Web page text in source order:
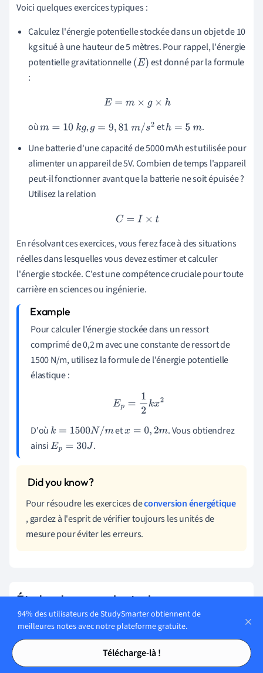
Tables des matières
Tables des matières
Voici quelques exercices typiques :
Calculez l'énergie potentielle stockée dans un objet de 10
kg situé à une hauteur de 5 mètres. Pour rappel, l'énergie
potentielle gravitationnelle(E) est donné par la formule
:
E =m ×g ×h
oùm= 10 kg ,g=9, 81 m/s2 eth=5m
.
Une batterie d'une capacité de 5000 mAh est utilisée pour
alimenter un appareil de 5V. Combien de temps l'appareil
peut-il fonctionner avant que la batterie ne soit épuisée ?
Utilisez la relation
C=I× t
En résolvant ces exercices, vous ferez face à des situations
réelles dans lesquelles vous devez estimer et calculer
l'énergie stockée. C'est une compétence cruciale pour toute
carrière en sciences ou ingénierie.
Pour calculer l'énergie stockée dans un ressort
comprimé de 0,2 m avec une constante de ressort de
1500 N/m, utilisez la formule de l'énergie potentielle
élastique :
E p=1 2kx2
D'où k=1500N/m etx= 0,2 m
. Vous obtiendrez
ainsiEp= 30 J .
Pour résoudre les exercices deconversion énergétique
, gardez à l'esprit de vérifier toujours les unités de
mesure pour éviter les erreurs.
Études de cas sur le stockage
Les études de cas permettent d'observer comment la
est appliquée en ingénierie et en
sciences. Voici quelques exemples qui vous permettront de
comprendre l'utilisation pratique des concepts :
94% des utilisateurs de StudySmarter obtiennent de
meilleures notes avec notre plateforme gratuite.
Télécharge-là !